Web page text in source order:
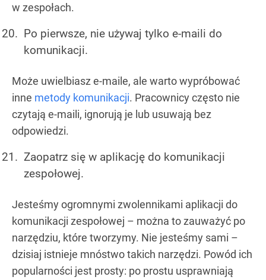
w zespołach.
Po pierwsze, nie używaj tylko e-maili do
komunikacji.
Może uwielbiasz e-maile, ale warto wypróbować
inne metody komunikacji. Pracownicy często nie
czytają e-maili, ignorują je lub usuwają bez
odpowiedzi.
Zaopatrz się w aplikację do komunikacji
zespołowej.
Jesteśmy ogromnymi zwolennikami aplikacji do
komunikacji zespołowej – można to zauważyć po
narzędziu, które tworzymy. Nie jesteśmy sami –
dzisiaj istnieje mnóstwo takich narzędzi. Powód ich
popularności jest prosty: po prostu usprawniają